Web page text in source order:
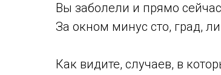
Вы заболели и прямо
За окном минус сто, град,
Как видите, случаев, в